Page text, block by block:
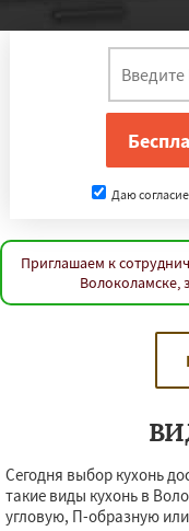
Даю
Приглашаем к
Волоколамске,
Сегодня выбор кухонь
такие виды кухонь в
угловую, П-образную